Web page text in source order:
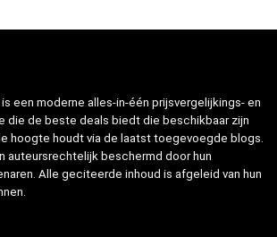
een moderne alles-in-één prijsvergelijkings- en
die de beste deals biedt die beschikbaar zijn
hoogte houdt via de laatst toegevoegde blogs.
auteursrechtelijk beschermd door hun
Alle geciteerde inhoud is afgeleid van hun